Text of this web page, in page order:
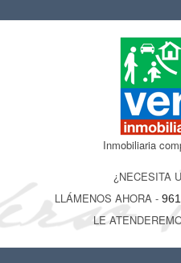
Inmobiliaria
¿NECESITA
LLÁMENOS AHORA -
LE